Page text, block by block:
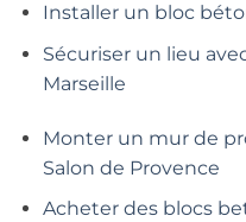
Installer un bloc
Sécuriser un lieu
Marseille
Monter un mur de
Salon de Provence
Acheter des blocs